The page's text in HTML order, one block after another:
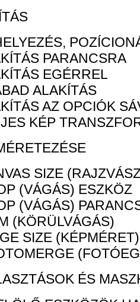
PARANCSRA
EGÉRREL
ALAKÍTÁS
AZ OPCIÓK
KÉP
SIZE
(VÁGÁS) ESZKÖZ
(VÁGÁS)
(KÖRÜLVÁGÁS)
SIZE (KÉPMÉRET)
ÉS